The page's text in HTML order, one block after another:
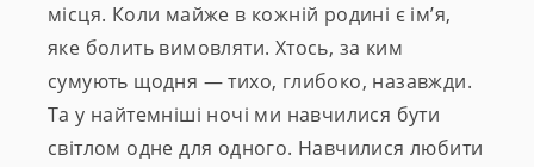
місця. Коли майже в кожній родині є ім’я,
яке болить вимовляти. Хтось, за ким
сумують щодня — тихо, глибоко, назавжди.
Та у найтемніші ночі ми навчилися бути
світлом одне для одного. Навчилися любити